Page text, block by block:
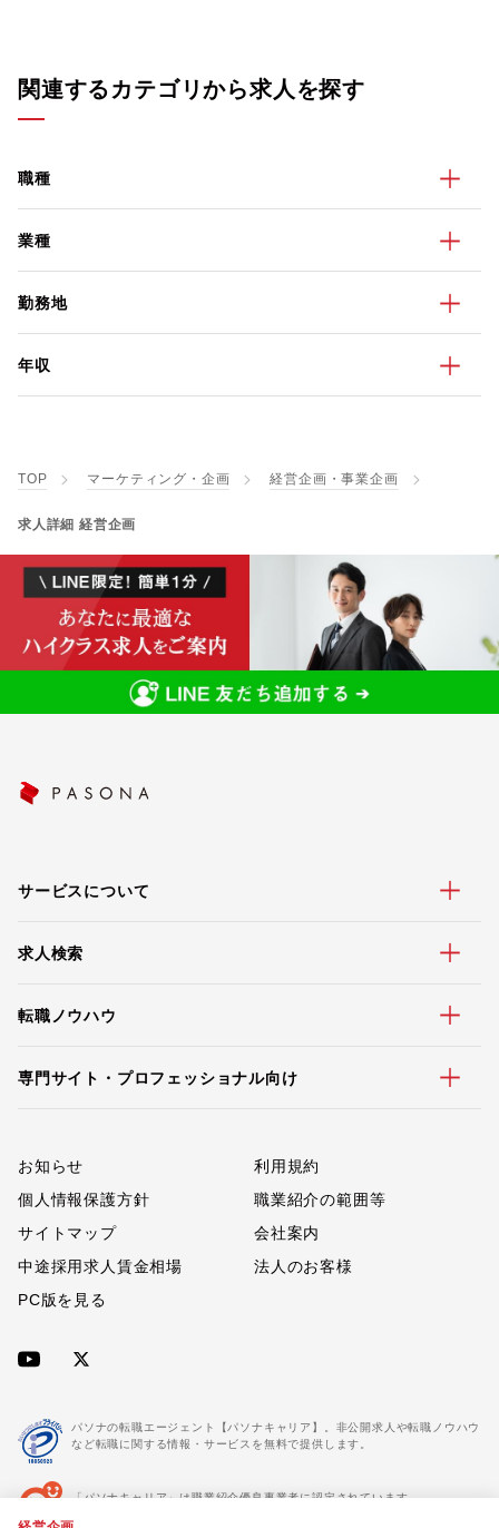
関連するカテゴリから求人を探す
職種
業種
勤務地
年収
TOP マーケティング・企画 経営企画・事業企画
求人詳細 経営企画
サービスについて
求人検索
転職ノウハウ
専門サイト・プロフェッショナル向け
お知らせ
利用規約
個人情報保護方針
職業紹介の範囲等
サイトマップ
会社案内
中途採用求人賃金相場
法人のお客様
PC版を見る
パソナの転職エージェント【パソナキャリア】。非公開求人や転職ノウハウ
など転職に関する情報・サービスを無料で提供します。
「パソナキャリア」は職業紹介優良事業者に認定されています。